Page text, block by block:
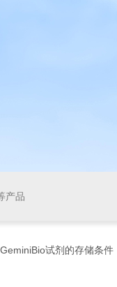
产品
试剂的存储条件